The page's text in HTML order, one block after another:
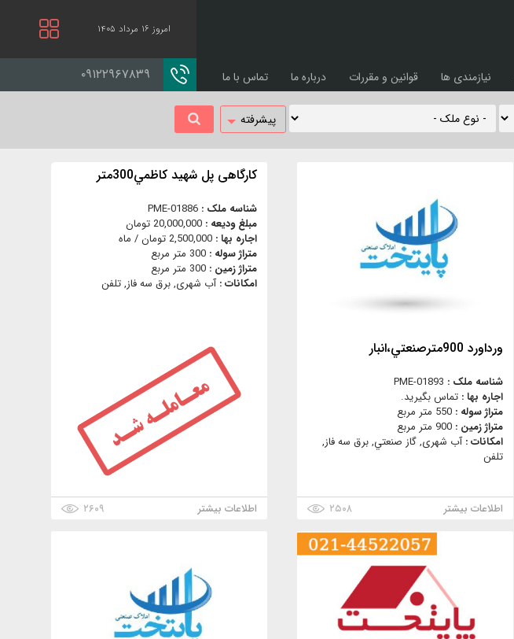
نیازمندی ها قوانین و مقررات درباره ما تماس با ما
امروز ۱۶ مرداد ۱۴۰۵
۰۹۱۲۲۹۶۷۸۳۹
پیشرفته
ورداورد 900مترصنعتي،انبار
شناسه ملک : PME-01893
اجاره بها : تماس بگیرید.
متراژ سوله : 550 متر مربع
متراژ زمین : 900 متر مربع
امکانات :آب شهری, گاز صنعتي, برق سه فاز,
تلفن
اطلاعات بیشتر ۲۵۰۸
کارگاهی پل شهيد كاظمي300متر
شناسه ملک : PME-01886
مبلغ ودیعه : 20,000,000 تومان
اجاره بها : 2,500,000 تومان / ماه
متراژ سوله : 300 متر مربع
متراژ زمین : 300 متر مربع
امکانات :آب شهری, برق سه فاز, تلفن
اطلاعات بیشتر ۲۶۰۹